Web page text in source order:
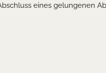
eines gelungenen